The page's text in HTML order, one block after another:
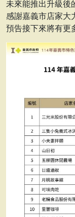
未來能推出升級後
感謝嘉義市店家大
預告接下來將有更